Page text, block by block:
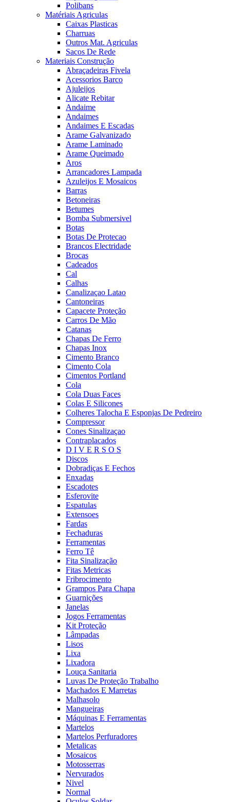
Polibans
Matériais Agriculas
Caixas Plasticas
Charruas
Outros Mat. Agriculas
Sacos De Rede
Materiais Construção
Abraçadeiras Fivela
Acessorios Barco
Ajuleijos
Alicate Rebitar
Andaime
Andaimes
Andaimes E Escadas
Arame Galvanizado
Arame Laminado
Arame Queimado
Aros
Arrancadores Lampada
Azuleijos E Mosaicos
Barras
Betoneiras
Betumes
Bomba Submersivel
Botas
Botas De Protecao
Brancos Electridade
Brocas
Cadeados
Cal
Calhas
Canalizaçao Latao
Cantoneiras
Capacete Proteção
Carros De Mão
Catanas
Chapas De Ferro
Chapas Inox
Cimento Branco
Cimento Cola
Cimentos Portland
Cola
Cola Duas Faces
Colas E Silicones
Colheres Talocha E Esponjas De Pedreiro
Compressor
Cones Sinalizaçao
Contraplacados
D I V E R S O S
Discos
Dobradiças E Fechos
Enxadas
Escadotes
Esferovite
Espatulas
Extensoes
Fardas
Fechaduras
Ferramentas
Ferro Tê
Fita Sinalização
Fitas Metricas
Fribrocimento
Grampos Para Chapa
Guarnições
Janelas
Jogos Ferramentas
Kit Proteção
Lâmpadas
Lisos
Lixa
Lixadora
Louça Sanitaria
Luvas De Proteção Trabalho
Machados E Marretas
Malhasolo
Mangueiras
Máquinas E Ferramentas
Martelos
Martelos Perfuradores
Metalicas
Mosaicos
Motosserras
Nervurados
Nivel
Normal